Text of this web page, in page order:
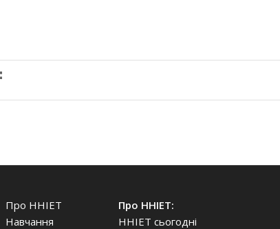
Про ННІЕТ
Навчання
Про ННІЕТ:
ННІЕТ сьогодні